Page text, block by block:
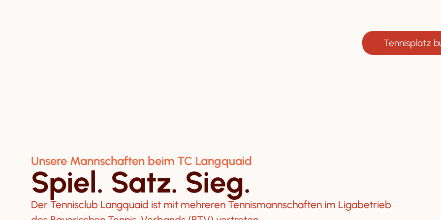
Tennisplatz
Unsere Mannschaften beim TC Langquaid
Spiel. Satz. Sieg.
Der Tennisclub Langquaid ist mit mehreren Tennismannschaften im Ligabetrieb